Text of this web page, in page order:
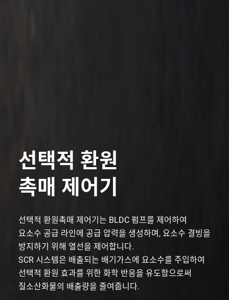
선택적 환원
촉매 제어기
선택적 환원촉매 제어기는 BLDC 펌프를 제어하여
요소수 공급 라인에 공급 압력을 생성하며, 요소수 결빙을
방지하기 위해 열선을 제어합니다.
SCR 시스템은 배출되는 배기가스에 요소수를 주입하여
선택적 환원 효과를 위한 화학 반응을 유도함으로써
질소산화물의 배출량을 줄여줍니다.